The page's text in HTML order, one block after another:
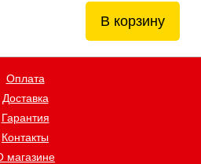
В корзину
Оплата
Доставка
Гарантия
Контакты
магазине